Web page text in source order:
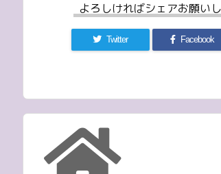
よろしければシェアお願い
Twitter Facebook